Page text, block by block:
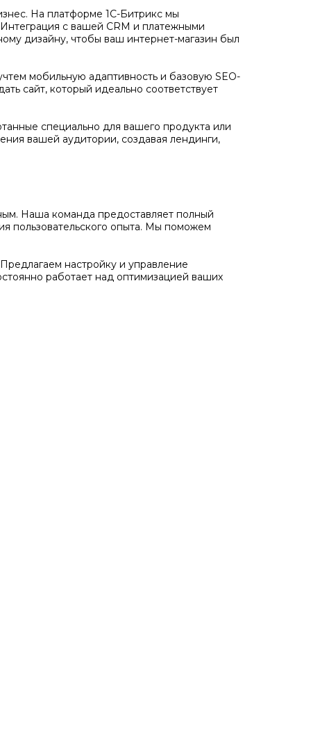
На платформе 1С-Битрикс мы
с вашей CRM и платежными
дизайну, чтобы ваш интернет-магазин был
мобильную адаптивность и базовую SEO-
сайт, который идеально соответствует
специально для вашего продукта или
вашей аудитории, создавая лендинги,
Наша команда предоставляет полный
пользовательского опыта. Мы поможем
настройку и управление
работает над оптимизацией ваших